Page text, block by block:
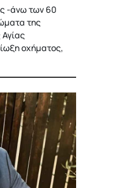
-άνω των 60
της
οχήματος,